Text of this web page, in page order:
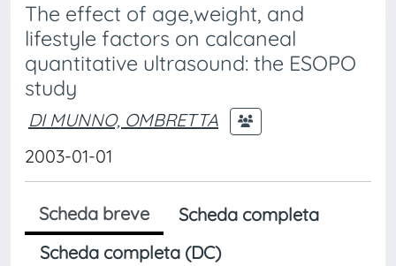
The effect of age,weight, and
lifestyle factors on calcaneal
quantitative ultrasound: the ESOPO
study
DI MUNNO, OMBRETTA
2003-01-01
Scheda breve
Scheda completa
Scheda completa (DC)